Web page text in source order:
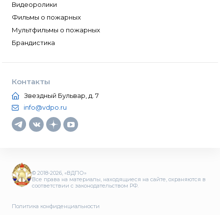
Видеоролики
Фильмы о пожарных
Мультфильмы о пожарных
Брандистика
Контакты
Звездный Бульвар, д. 7
info@vdpo.ru
© 2018-2026, «ВДПО»
Все права на материалы, находящиеся на сайте, охраняются в
соответствии с законодательством РФ.
Политика конфиденциальности